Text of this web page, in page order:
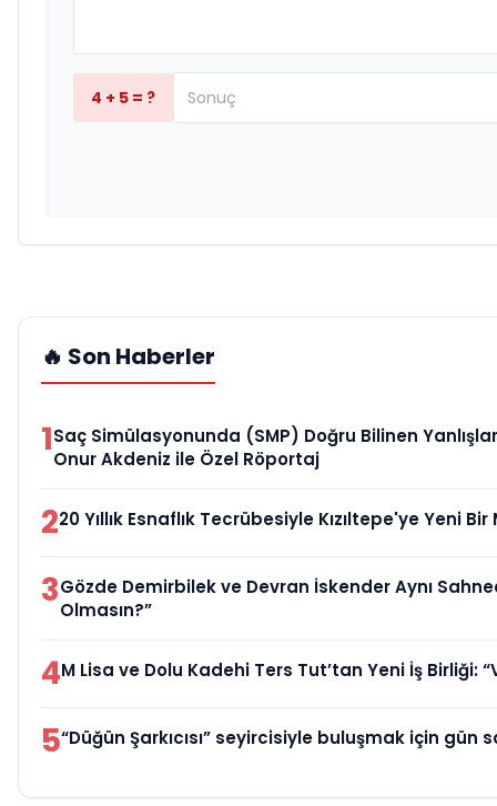
4 + 5 = ?
🔥 Son Haberler
1Saç Simülasyonunda (SMP) Doğru Bilinen
Onur Akdeniz ile Özel Röportaj
220 Yıllık Esnaflık Tecrübesiyle Kızıltepe'ye Yeni
3Gözde Demirbilek ve Devran İskender Aynı
Olmasın?”
4M Lisa ve Dolu Kadehi Ters Tut’tan Yeni İş Birliği:
5“Düğün Şarkıcısı” seyircisiyle buluşmak için gün